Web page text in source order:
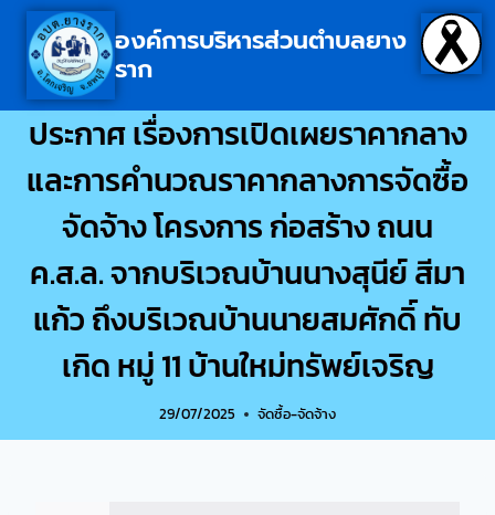
องค์การบริหารส่วนตำบลยาง
ราก
ประกาศ เรื่องการเปิดเผยราคากลาง
และการคำนวณราคากลางการจัดซื้อ
จัดจ้าง โครงการ ก่อสร้าง ถนน
ค.ส.ล. จากบริเวณบ้านนางสุนีย์ สีมา
แก้ว ถึงบริเวณบ้านนายสมศักดิ์ ทับ
เกิด หมู่ 11 บ้านใหม่ทรัพย์เจริญ
29/07/2025 จัดซื้อ-จัดจ้าง